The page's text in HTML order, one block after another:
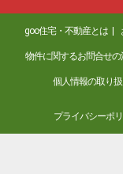
goo住宅・不動産とは
物件に関するお問合せの
個人情報の取り
プライバシーポ